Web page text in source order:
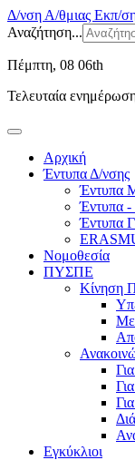
Δ/νση Α/θμιας Εκπ/
Αναζήτηση...
Πέμπτη, 08 06th
Τελευταία
Αρχική
Έντυπα Δ/νσης
Έντυπα
Έντυπα -
Έντυπα
Νομοθεσία
ΠΥΣΠΕ
Κίνηση
Εγκύκλιοι